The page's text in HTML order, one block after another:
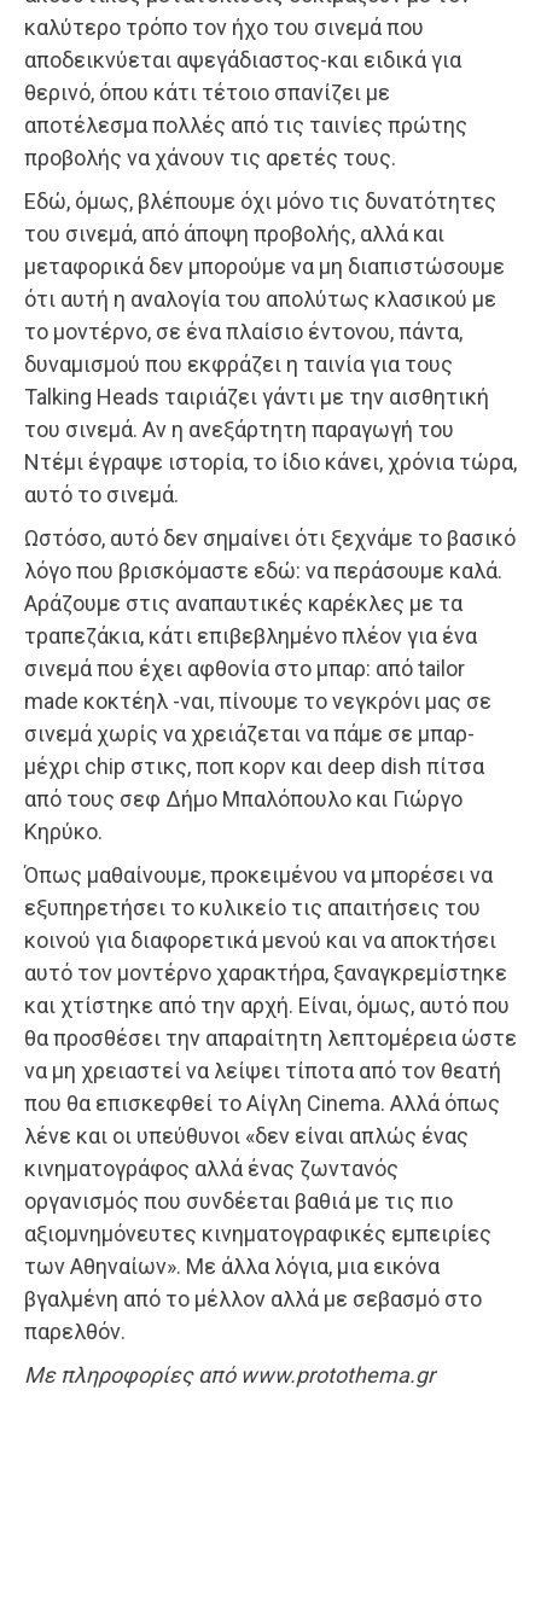
καλύτερο τρόπο τον ήχο του σινεμά που
αποδεικνύεται αψεγάδιαστος-και ειδικά για
θερινό, όπου κάτι τέτοιο σπανίζει με
αποτέλεσμα πολλές από τις ταινίες πρώτης
προβολής να χάνουν τις αρετές τους.
Εδώ, όμως, βλέπουμε όχι μόνο τις δυνατότητες
του σινεμά, από άποψη προβολής, αλλά και
μεταφορικά δεν μπορούμε να μη διαπιστώσουμε
ότι αυτή η αναλογία του απολύτως κλασικού με
το μοντέρνο, σε ένα πλαίσιο έντονου, πάντα,
δυναμισμού που εκφράζει η ταινία για τους
Talking Heads ταιριάζει γάντι με την αισθητική
του σινεμά. Αν η ανεξάρτητη παραγωγή του
Ντέμι έγραψε ιστορία, το ίδιο κάνει, χρόνια τώρα,
αυτό το σινεμά.
Ωστόσο, αυτό δεν σημαίνει ότι ξεχνάμε το βασικό
λόγο που βρισκόμαστε εδώ: να περάσουμε καλά.
Αράζουμε στις αναπαυτικές καρέκλες με τα
τραπεζάκια, κάτι επιβεβλημένο πλέον για ένα
σινεμά που έχει αφθονία στο μπαρ: από tailor
made κοκτέηλ -ναι, πίνουμε το νεγκρόνι μας σε
σινεμά χωρίς να χρειάζεται να πάμε σε μπαρ-
μέχρι chip στικς, ποπ κορν και deep dish πίτσα
από τους σεφ Δήμο Μπαλόπουλο και Γιώργο
Κηρύκο.
Όπως μαθαίνουμε, προκειμένου να μπορέσει να
εξυπηρετήσει το κυλικείο τις απαιτήσεις του
κοινού για διαφορετικά μενού και να αποκτήσει
αυτό τον μοντέρνο χαρακτήρα, ξαναγκρεμίστηκε
και χτίστηκε από την αρχή. Είναι, όμως, αυτό που
θα προσθέσει την απαραίτητη λεπτομέρεια ώστε
να μη χρειαστεί να λείψει τίποτα από τον θεατή
που θα επισκεφθεί το Αίγλη Cinema. Αλλά όπως
λένε και οι υπεύθυνοι «δεν είναι απλώς ένας
κινηματογράφος αλλά ένας ζωντανός
οργανισμός που συνδέεται βαθιά με τις πιο
αξιομνημόνευτες κινηματογραφικές εμπειρίες
των Αθηναίων». Με άλλα λόγια, μια εικόνα
βγαλμένη από το μέλλον αλλά με σεβασμό στο
παρελθόν.
Με πληροφορίες από www.protothema.gr